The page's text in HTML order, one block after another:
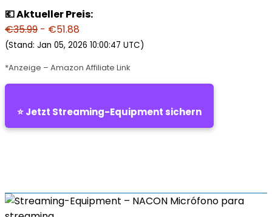
💶 Aktueller Preis:
€35.99 - €51.88
(Stand: Jan 05, 2026 10:00:47 UTC)
*Anzeige – Amazon Affiliate Link
⭐ Jetzt Streaming-Equipment sichern